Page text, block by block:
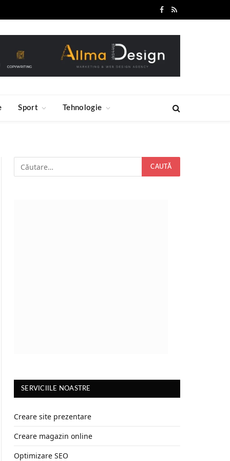
Facebook
RSS
Sport Tehnologie
SERVICIILE NOASTRE
Creare site prezentare
Creare magazin online
Optimizare SEO